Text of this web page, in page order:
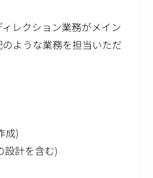
レクション業務がメイン
ような業務を担当いただ
成)
設計を含む)